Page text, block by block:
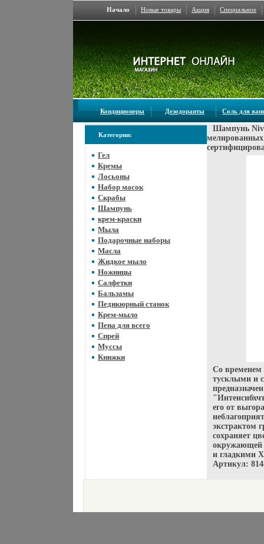
Начало Новые товары Акция Специальное
Кондиционеры Дезодоранты Соль для
Категории:
Гел
Кремы
Лосьоны
Набор масок
Скрабы
Шампунь
крем-краски
Мыла
Подарочные наборы
Масла
Жидкое мыло
Ножницы
Салфетки
Бальзамы
Педикюрный станок
Крем-мыло
Пена для всего
Спрей
Муссы
Книжки
Шампунь
Со временем
тусклыми и
его от
экстрактом
сохраняет
окружающей
и гладкими
Артикул: